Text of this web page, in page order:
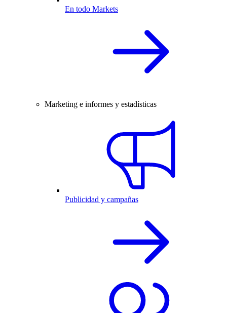
En todo Markets
Marketing e informes y estadísticas
Publicidad y campañas